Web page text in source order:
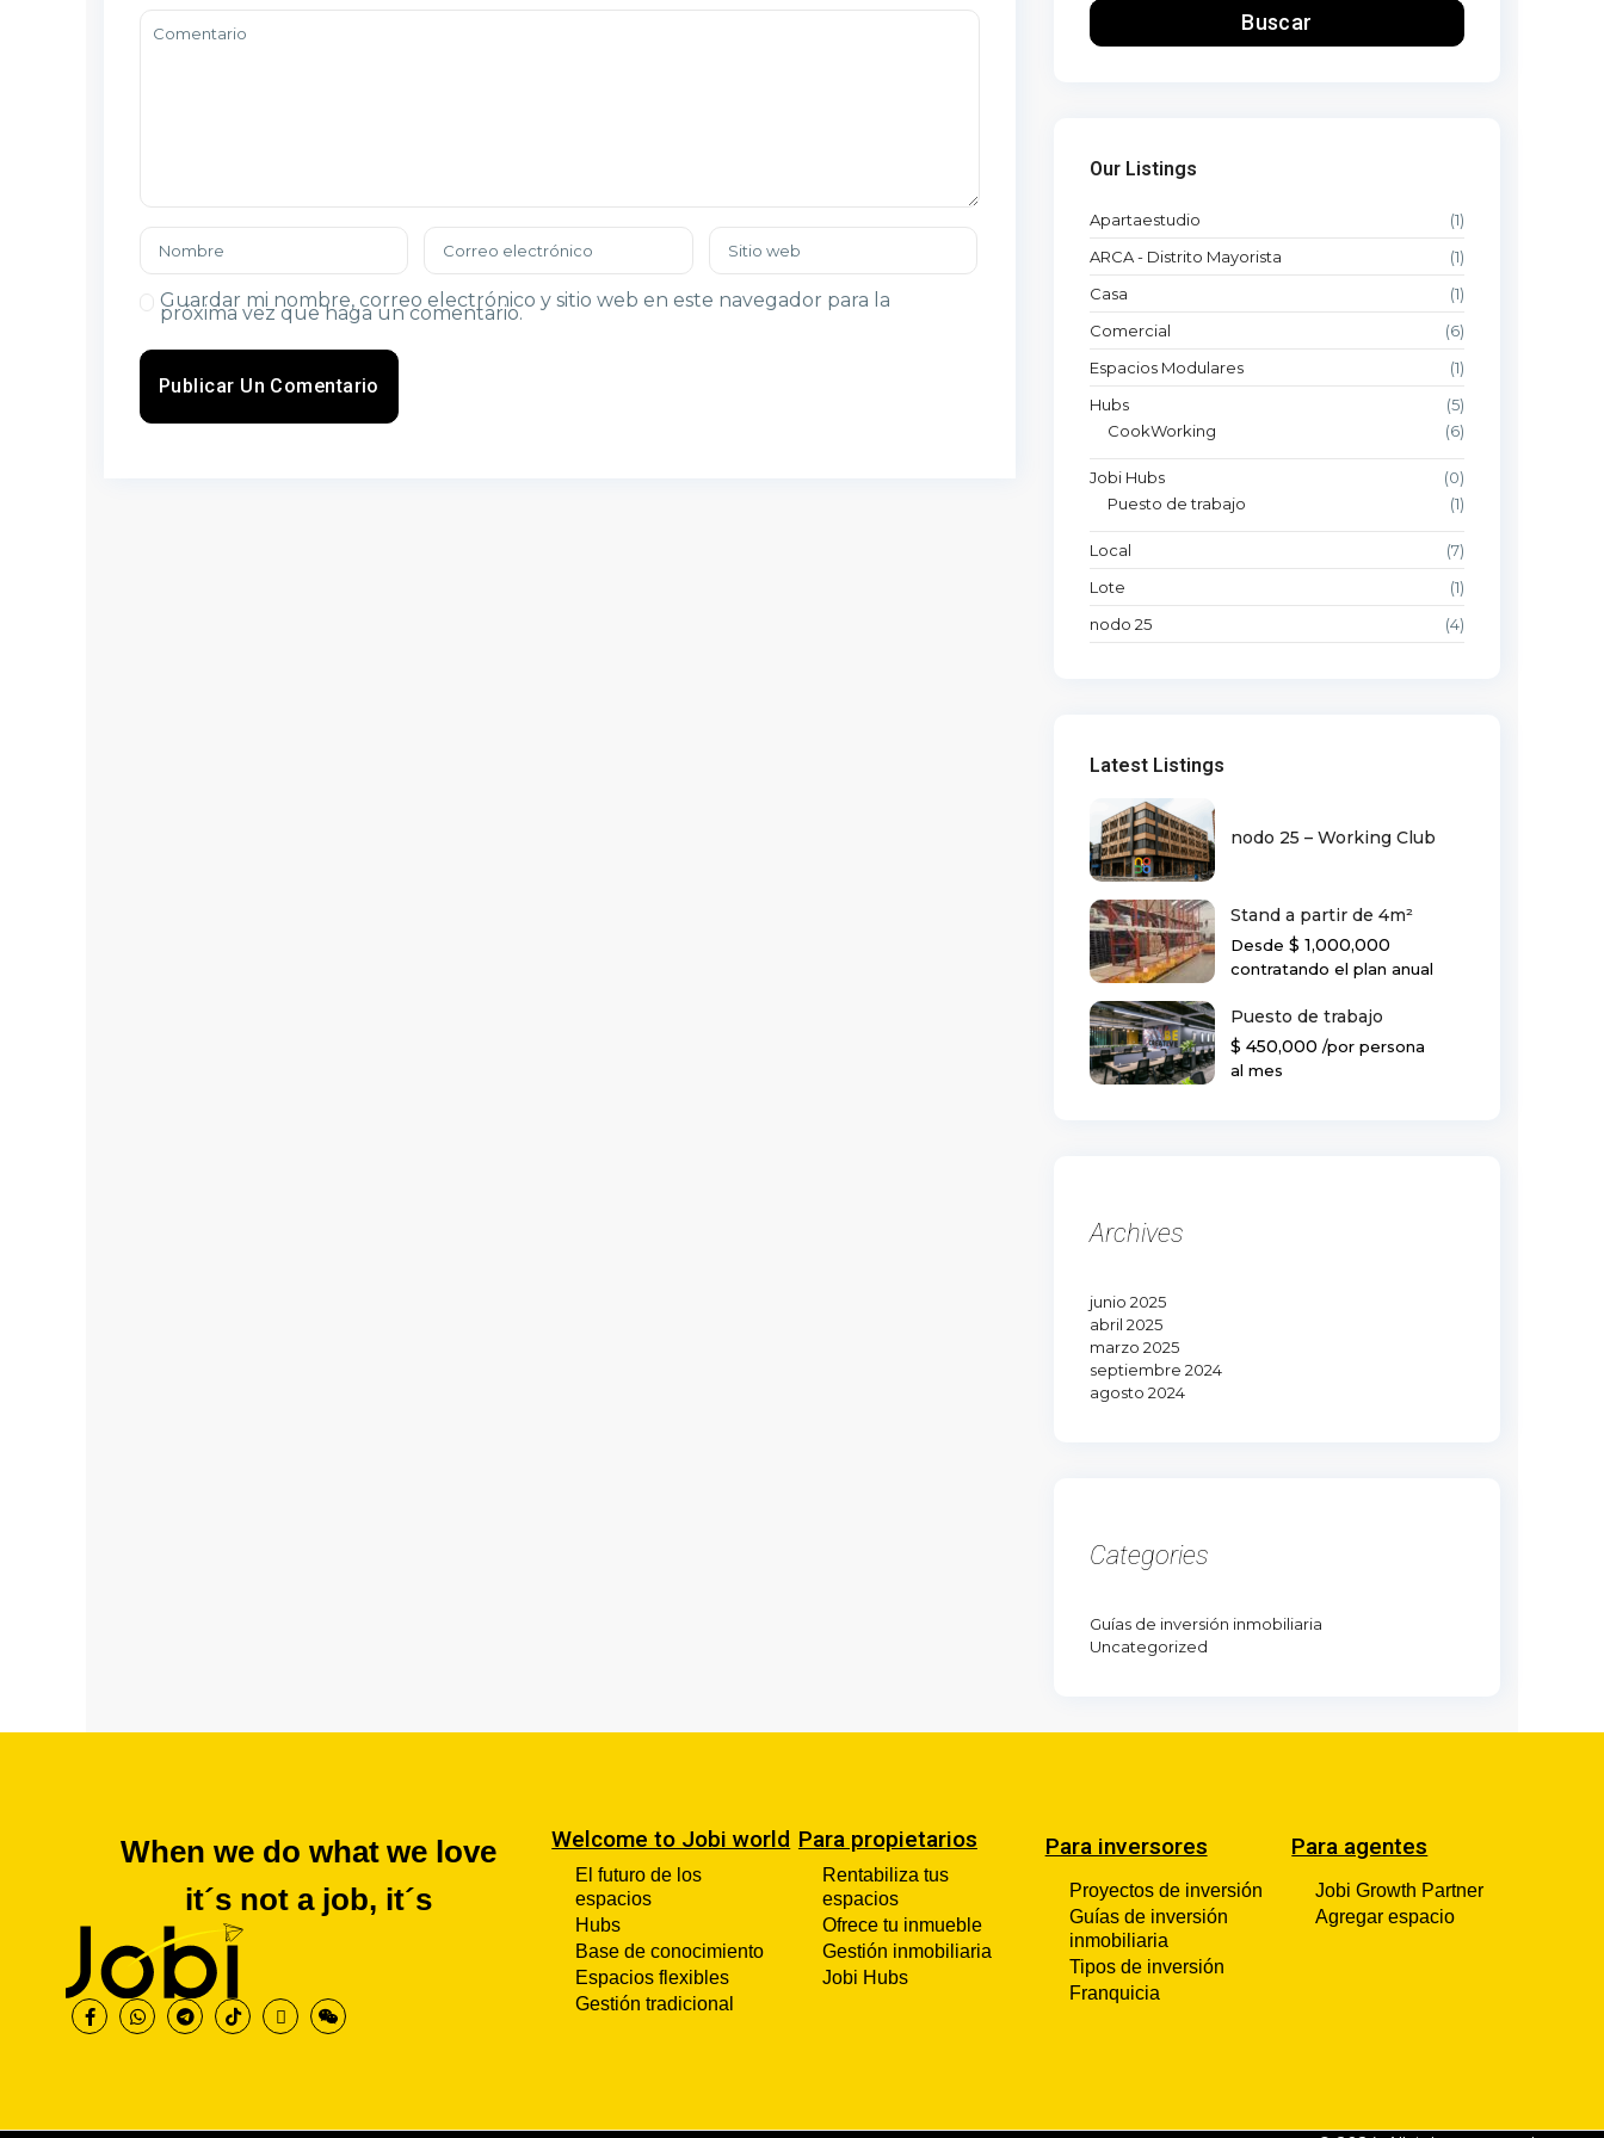
Guardar mi nombre, correo electrónico y sitio web en este navegador para la
próxima vez que haga un comentario.
Buscar
Our Listings
Apartaestudio
(1)
ARCA - Distrito Mayorista
(1)
Casa
(1)
Comercial
(6)
Espacios Modulares
(1)
Hubs
(5)
CookWorking
(6)
Jobi Hubs
(0)
Puesto de trabajo
(1)
Local
(7)
Lote
(1)
nodo 25
(4)
Latest Listings
nodo 25 – Working Club
Stand a partir de 4m²
Desde $ 1,000,000
contratando el plan anual
Puesto de trabajo
$ 450,000 /por persona
al mes
Archives
junio 2025
abril 2025
marzo 2025
septiembre 2024
agosto 2024
Categories
Guías de inversión inmobiliaria
Uncategorized
When we do what we love
it´s not a job, it´s
Welcome to Jobi world
El futuro de los
espacios
Hubs
Base de conocimiento
Espacios flexibles
Gestión tradicional
Para propietarios
Rentabiliza tus
espacios
Ofrece tu inmueble
Gestión inmobiliaria
Jobi Hubs
Para inversores
Proyectos de inversión
Guías de inversión
inmobiliaria
Tipos de inversión
Franquicia
Para agentes
Jobi Growth Partner
Agregar espacio